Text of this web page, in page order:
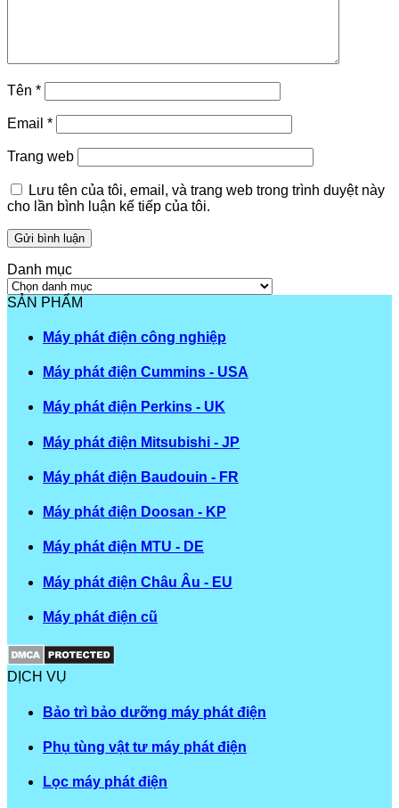
Tên *
Email *
Trang web
Lưu tên của tôi, email, và trang web trong trình duyệt này
cho lần bình luận kế tiếp của tôi.
Danh mục
Danh
mục
SẢN PHẨM
Máy phát điện công nghiệp
Máy phát điện Cummins - USA
Máy phát điện Perkins - UK
Máy phát điện Mitsubishi - JP
Máy phát điện Baudouin - FR
Máy phát điện Doosan - KP
Máy phát điện MTU - DE
Máy phát điện Châu Âu - EU
Máy phát điện cũ
DỊCH VỤ
Bảo trì bảo dưỡng máy phát điện
Phụ tùng vật tư máy phát điện
Lọc máy phát điện